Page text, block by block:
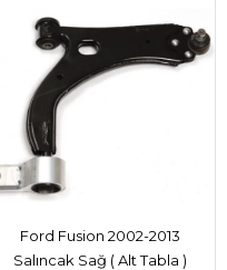
Ford Fusion 2002-2013
Salıncak Sağ ( Alt Tabla )